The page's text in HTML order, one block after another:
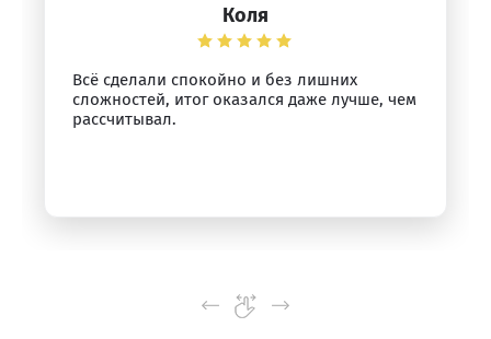
Коля
Всё сделали спокойно и без лишних
сложностей, итог оказался даже лучше, чем
рассчитывал.